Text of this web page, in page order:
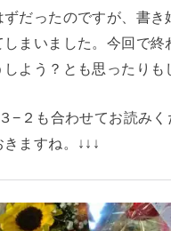
だったのですが、書
まいました。今回で
よう？とも思ったりも
−２も合わせてお読みく
ますね。↓↓↓